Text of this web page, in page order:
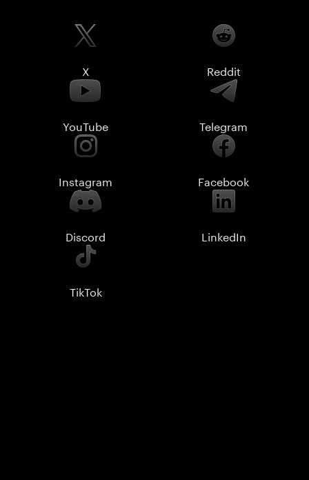
X Reddit
YouTube Telegram
Instagram Facebook
Discord LinkedIn
TikTok